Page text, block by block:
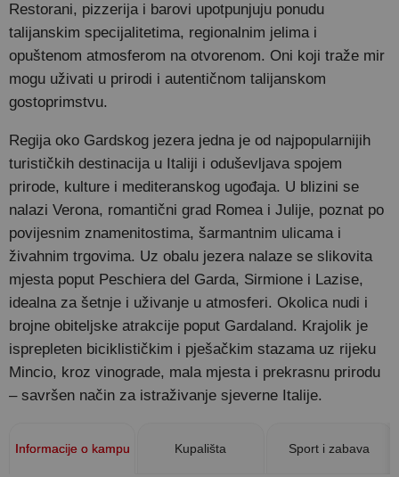
Restorani, pizzerija i barovi upotpunjuju ponudu
talijanskim specijalitetima, regionalnim jelima i
opuštenom atmosferom na otvorenom. Oni koji traže mir
mogu uživati u prirodi i autentičnom talijanskom
gostoprimstvu.
Regija oko Gardskog jezera jedna je od najpopularnijih
turističkih destinacija u Italiji i oduševljava spojem
prirode, kulture i mediteranskog ugođaja. U blizini se
nalazi Verona, romantični grad Romea i Julije, poznat po
povijesnim znamenitostima, šarmantnim ulicama i
živahnim trgovima. Uz obalu jezera nalaze se slikovita
mjesta poput Peschiera del Garda, Sirmione i Lazise,
idealna za šetnje i uživanje u atmosferi. Okolica nudi i
brojne obiteljske atrakcije poput Gardaland. Krajolik je
isprepleten biciklističkim i pješačkim stazama uz rijeku
Mincio, kroz vinograde, mala mjesta i prekrasnu prirodu
– savršen način za istraživanje sjeverne Italije.
Informacije o kampu Kupališta Sport i zabava